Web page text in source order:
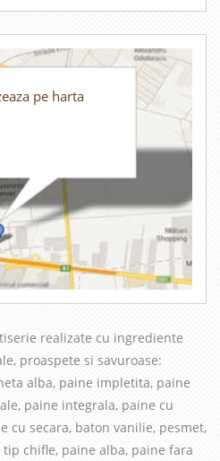
pe harta
realizate cu ingrediente
proaspete si savuroase:
alba, paine impletita, paine
paine integrala, paine cu
cu secara, baton vanilie, pesmet,
chifle, paine alba, paine fara